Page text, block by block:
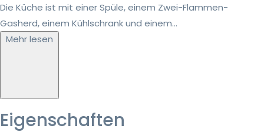
Die Küche ist mit einer Spüle, einem Zwei-Flammen-
Gasherd, einem Kühlschrank und einem...
Mehr lesen
Eigenschaften